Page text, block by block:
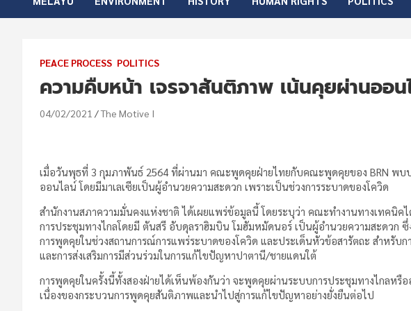
PEACE PROCESS POLITICS
ความคืบหน้า เจรจาสันติภาพ เน้นคุยผ่านออน
04/02/2021 The Motive I
เมื่อวันพุธที่ 3 กุมภาพันธ์ 2564 ที่ผ่านมา คณะพูดคุยฝ่ายไทยกับคณะพูดคุยของ BRN พบ
ออนไลน์ โดยมีมาเลเซียเป็นผู้อำนวยความสะดวก เพราะเป็นช่วงการระบาดของโควิด
สำนักงานสภาความมั่นคงแห่งชาติ ได้เผยแพร่ข้อมูลนี้ โดยระบุว่า คณะทำงานทางเทคนิ
การประชุมทางไกลโดยมี ตันสรี อับดุลราฮิมบิน โมฮัมหมัดนอร์ เป็นผู้อำนวยความสะดวก
การพูดคุยในช่วงสถานการณ์การแพร่ระบาดของโควิด และประเด็นหัวข้อสารัตถะ สำหรับ
และการส่งเสริมการมีส่วนร่วมในการแก้ไขปัญหาปาตานี/ชายแดนใต้
การพูดคุยในครั้งนี้ทั้งสองฝ่ายได้เห็นพ้องกันว่า จะพูดคุยผ่านระบบการประชุมทางไกลหรื
เนื่องของกระบวนการพูดคุยสันติภาพและนำไปสู่การแก้ไขปัญหาอย่างยั่งยืนต่อไป